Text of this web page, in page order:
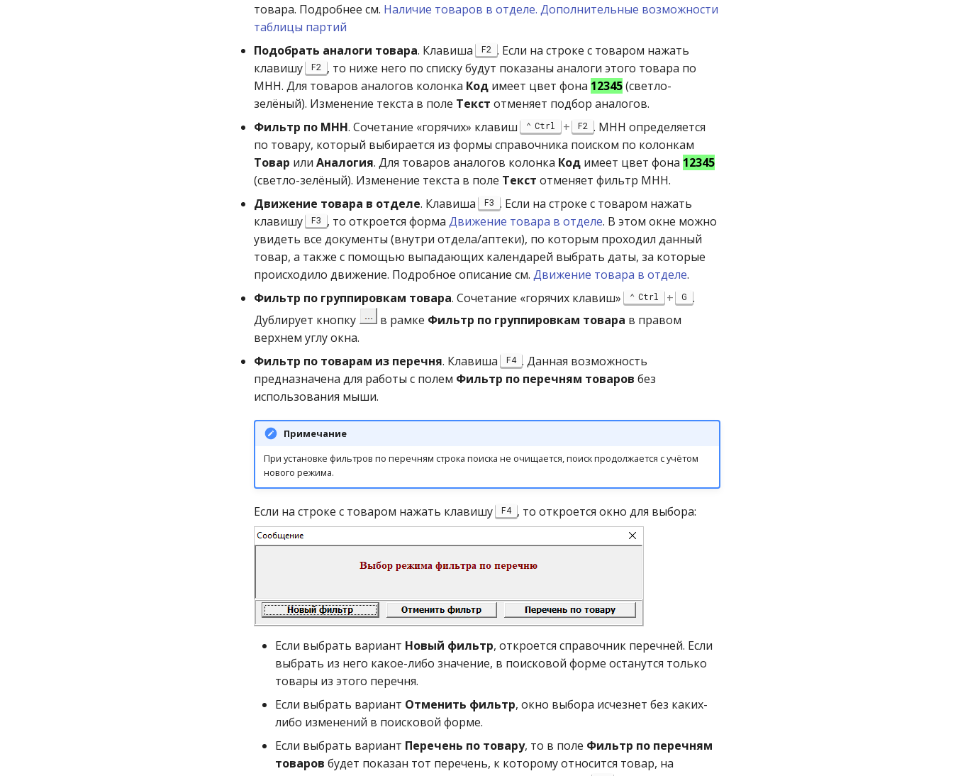
товара. Подробнее см. Наличие товаров в отделе. Дополнительные возможности
таблицы партий
Подобрать аналоги товара. Клавиша F2 . Если на строке с товаром нажать
клавишу
F2
, то ниже него по списку будут показаны аналоги этого товара по
МНН. Для товаров аналогов колонка Код имеет цвет фона 12345(светло-
зелёный). Изменение текста в поле Текст отменяет подбор аналогов.
Фильтр по МНН. Сочетание «горячих» клавиш Ctrl + F2 . МНН определяется
по товару, который выбирается из формы справочника поиском по колонкам
Товар или Аналогия. Для товаров аналогов колонка Код имеет цвет фона 12345
(светло-зелёный). Изменение текста в поле Текст отменяет фильтр МНН.
Движение товара в отделе. Клавиша F3 . Если на строке с товаром нажать
клавишу
F3 , то откроется форма Движение товара в отделе. В этом окне можно
увидеть все документы (внутри отдела/аптеки), по которым проходил данный
товар, а также с помощью выпадающих календарей выбрать даты, за которые
происходило движение. Подробное описание см. Движение товара в отделе.
Фильтр по группировкам товара. Сочетание «горячих клавиш» Ctrl + G .
Дублирует кнопку
в рамке Фильтр по группировкам товара в правом
верхнем углу окна.
Фильтр по товарам из перечня. Клавиша F4 . Данная возможность
предназначена для работы с полем Фильтр по перечням товаров без
использования мыши.
Примечание
При установке фильтров по перечням строка поиска не очищается, поиск продолжается с учётом
нового режима.
Если на строке с товаром нажать клавишу F4 , то откроется окно для выбора:
Если выбрать вариант Новый фильтр, откроется справочник перечней. Если
выбрать из него какое-либо значение, в поисковой форме останутся только
товары из этого перечня.
Если выбрать вариант Отменить фильтр, окно выбора исчезнет без каких-
либо изменений в поисковой форме.
Если выбрать вариант Перечень по товару, то в поле Фильтр по перечням
товаров будет показан тот перечень, к которому относится товар, на